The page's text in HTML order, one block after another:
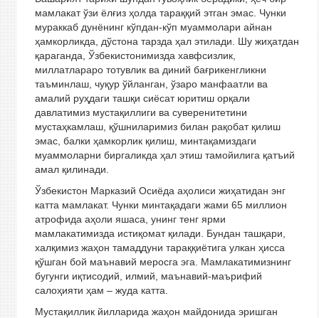
мамлакат ўзи ёлғиз ҳолда тараққий этган эмас. Чунки
мураккаб дунёнинг кўпдан-кўп муаммолари айнан
ҳамкорликда, дўстона тарзда ҳал этилади. Шу жиҳатдан
қараганда, Ўзбекистонимизда хавфсизлик,
миллатлараро тотувлик ва диний бағрикенгликни
таъминлаш, чуқур ўйланган, ўзаро манфаатли ва
амалий руҳдаги ташқи сиёсат юритиш орқали
давлатимиз мустақиллиги ва суверенитетини
мустаҳкамлаш, қўшниларимиз билан рақобат қилиш
эмас, балки ҳамкорлик қилиш, минтақамиздаги
муаммоларни биргаликда ҳал этиш тамойилига қатъий
амал қилинади.
Ўзбекистон Марказий Осиёда аҳолиси жиҳатидан энг
катта мамлакат. Чунки минтақадаги жами 65 миллион
атрофида аҳоли яшаса, унинг тенг ярми
мамлакатимизда истиқомат қилади. Бундан ташқари,
халқимиз жаҳон тамаддуни тараққиётига улкан ҳисса
қўшган бой маънавий меросга эга. Мамлакатимизнинг
бугунги иқтисодий, илмий, маънавий-маърифий
салоҳияти ҳам – жуда катта.
Мустақиллик йилларида жаҳон майдонида эришган